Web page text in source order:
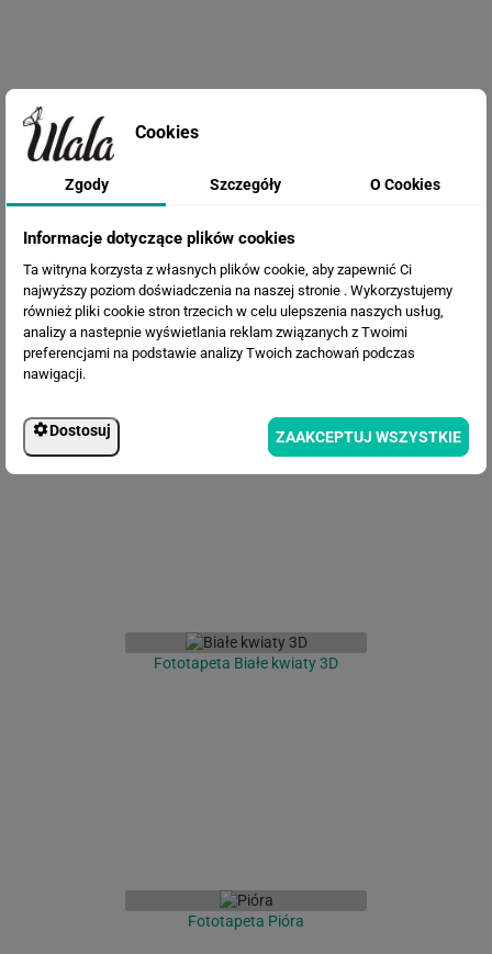
Fototapeta Białe kwiaty 3D
Fototapeta Pióra
Cookies
Zgody Szczegóły O Cookies
Informacje dotyczące plików cookies
Ta witryna korzysta z własnych plików cookie, aby zapewnić Ci
najwyższy poziom doświadczenia na naszej stronie . Wykorzystujemy
również pliki cookie stron trzecich w celu ulepszenia naszych usług,
analizy a nastepnie wyświetlania reklam związanych z Twoimi
preferencjami na podstawie analizy Twoich zachowań podczas
nawigacji.
Dostosuj ZAAKCEPTUJ WSZYSTKIE